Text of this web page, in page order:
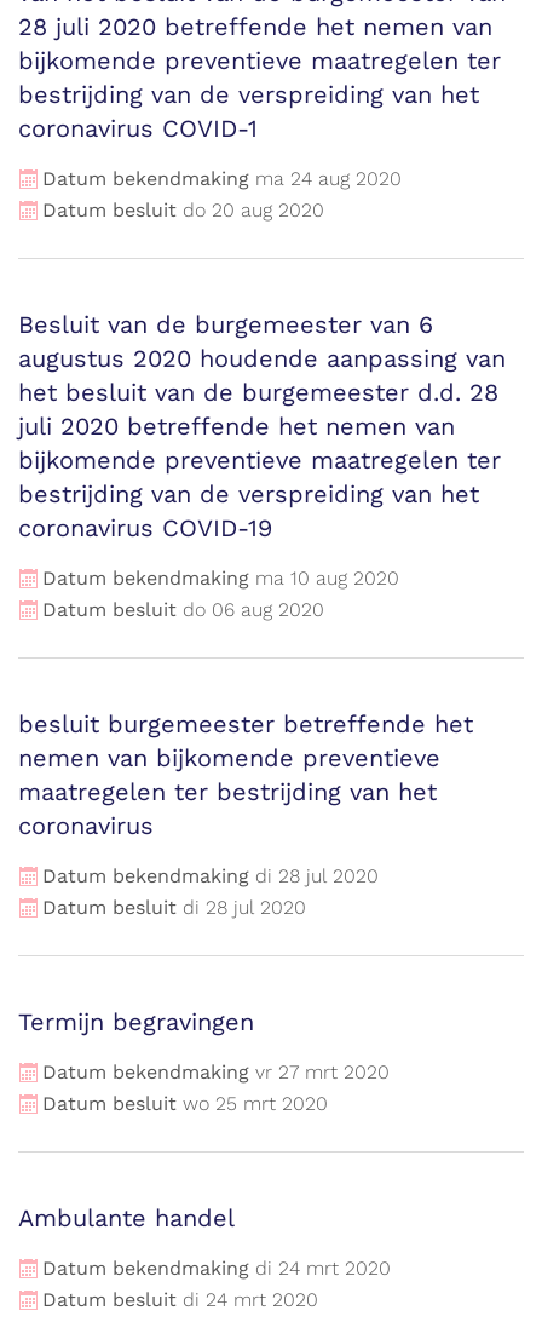
28 juli 2020 betreffende het nemen van
bijkomende preventieve maatregelen ter
bestrijding van de verspreiding van het
coronavirus COVID-1
Datum bekendmaking ma 24 aug 2020
Datum besluit do 20 aug 2020
Besluit van de burgemeester van 6
augustus 2020 houdende aanpassing van
het besluit van de burgemeester d.d. 28
juli 2020 betreffende het nemen van
bijkomende preventieve maatregelen ter
bestrijding van de verspreiding van het
coronavirus COVID-19
Datum bekendmaking ma 10 aug 2020
Datum besluit do 06 aug 2020
besluit burgemeester betreffende het
nemen van bijkomende preventieve
maatregelen ter bestrijding van het
coronavirus
Datum bekendmaking di 28 jul 2020
Datum besluit di 28 jul 2020
Termijn begravingen
Datum bekendmaking vr 27 mrt 2020
Datum besluit wo 25 mrt 2020
Ambulante handel
Datum bekendmaking di 24 mrt 2020
Datum besluit di 24 mrt 2020